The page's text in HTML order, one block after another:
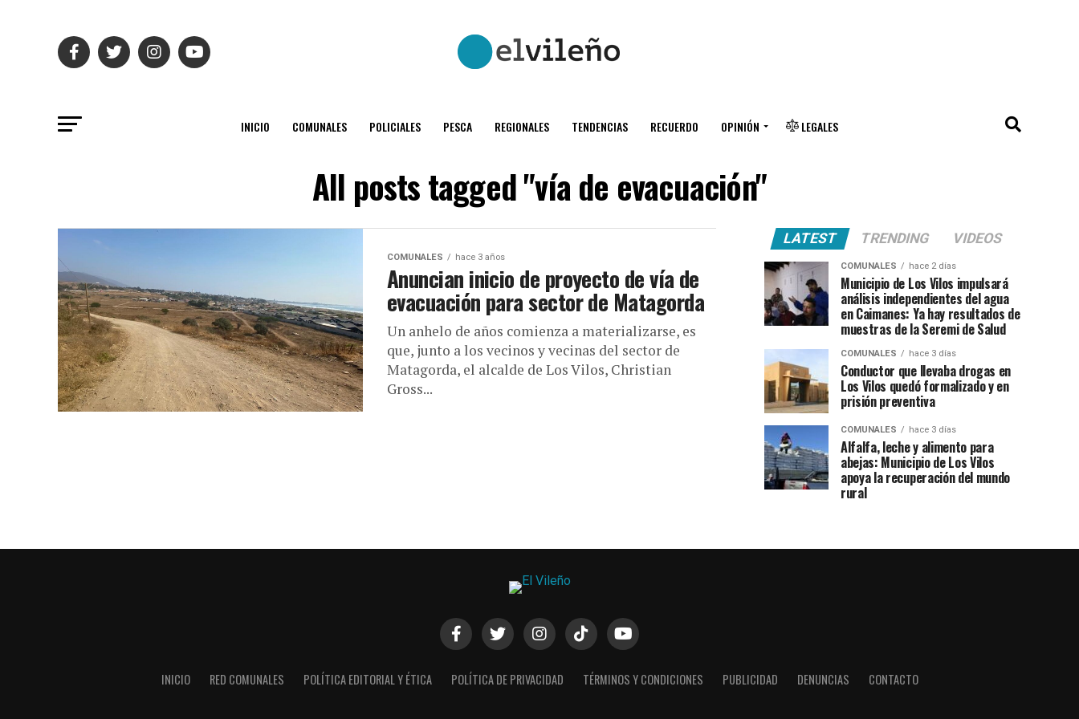
INICIO COMUNALES POLICIALES PESCA REGIONALES TENDENCIAS RECUERDO OPINIÓN LEGALES
All posts tagged "vía de evacuación"
COMUNALES hace 3 años
Anuncian inicio de proyecto de vía de
evacuación para sector de Matagorda
Un anhelo de años comienza a materializarse, es
que, junto a los vecinos y vecinas del sector de
Matagorda, el alcalde de Los Vilos, Christian
Gross...
LATEST TRENDING VIDEOS
COMUNALES hace 2 días
Municipio de Los Vilos impulsará
análisis independientes del agua
en Caimanes: Ya hay resultados de
muestras de la Seremi de Salud
COMUNALES hace 3 días
Conductor que llevaba drogas en
Los Vilos quedó formalizado y en
prisión preventiva
COMUNALES hace 3 días
Alfalfa, leche y alimento para
abejas: Municipio de Los Vilos
apoya la recuperación del mundo
rural
INICIO RED COMUNALES POLÍTICA EDITORIAL Y ÉTICA POLÍTICA DE PRIVACIDAD TÉRMINOS Y CONDICIONES PUBLICIDAD DENUNCIAS CONTACTO